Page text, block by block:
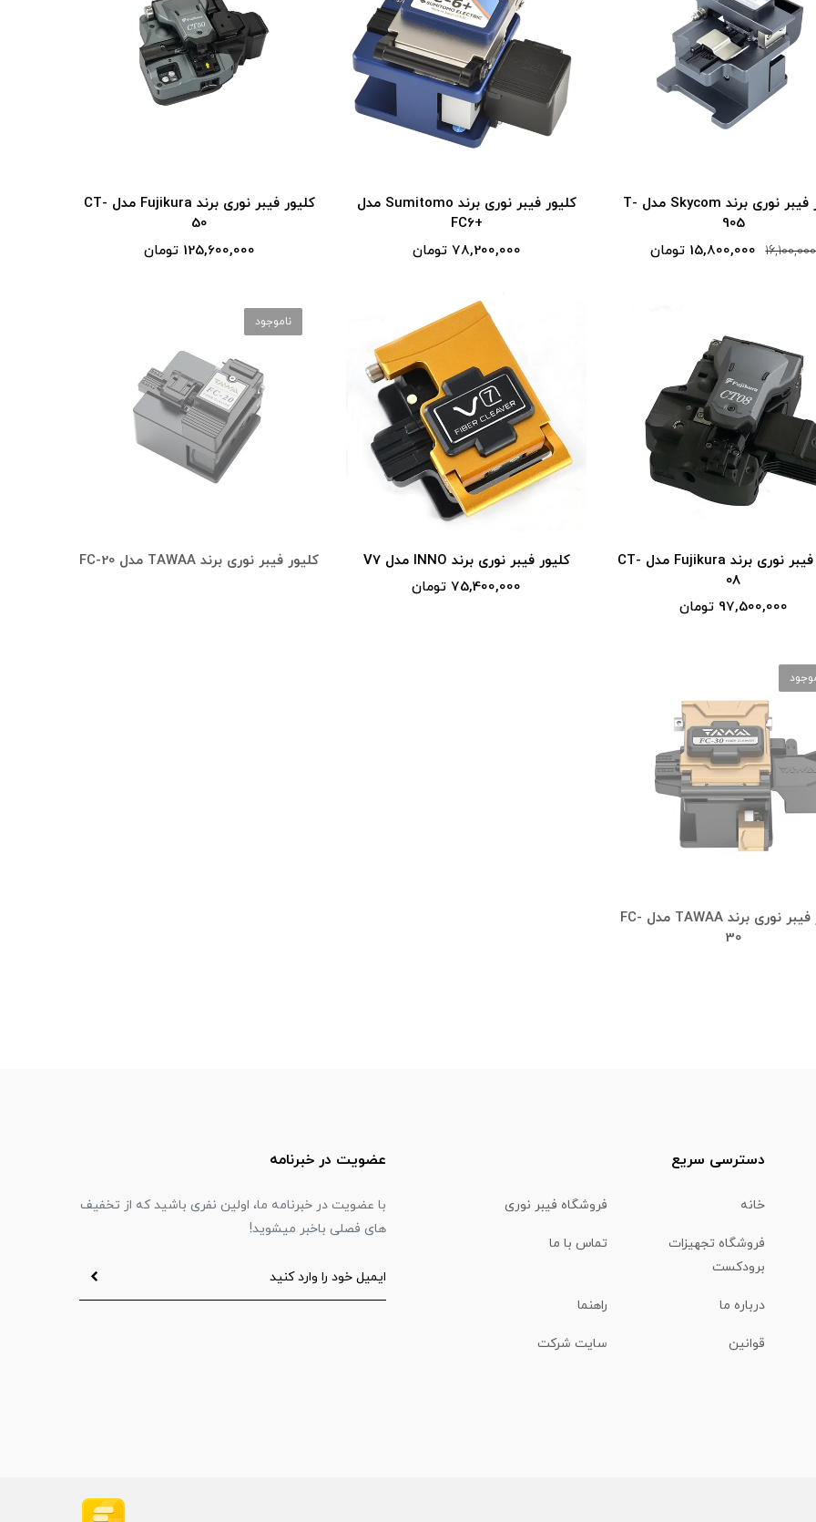
کلیور فیبر نوری برند Skycom مدل T-
905
16,100,000 15,800,000 تومان
کلیور فیبر نوری برند Sumitomo مدل
+FC6
78,200,000 تومان
کلیور فیبر نوری برند Fujikura مدل CT-
50
125,600,000 تومان
کلیور فیبر نوری برند Fujikura مدل CT-
08
97,500,000 تومان
کلیور فیبر نوری برند INNO مدل V7
75,400,000 تومان
کلیور فیبر نوری برند TAWAA مدل FC-20
ناموجود
کلیور فیبر نوری برند TAWAA مدل FC-
30
دسترسی سریع
خانه فروشگاه فیبر نوری
فروشگاه تجهیزات
برودکست
تماس با ما
درباره ما راهنما
قوانین سایت شرکت
عضویت در خبرنامه
با عضویت در خبرنامه ما، اولین نفری باشید که از تخفیف
های فصلی باخبر میشوید!